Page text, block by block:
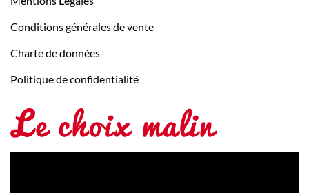
Conditions générales de vente
Charte de données
Politique de confidentialité